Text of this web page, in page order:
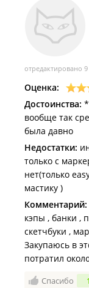
отредактировано
Оценка:
Достоинства:
вообще так
была давно
Недостатки:
только с
нет(только
мастику )
Комментарий:
кэпы , банки ,
скетчбуки ,
Закупаюсь в
потратил
Спасибо 1